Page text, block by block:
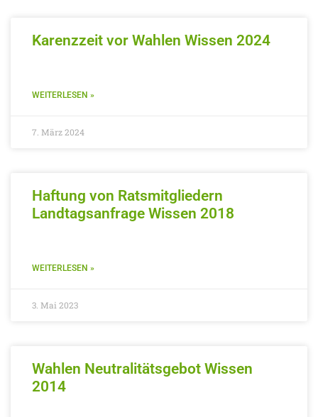
Karenzzeit vor Wahlen Wissen 2024
WEITERLESEN »
7. März 2024
Haftung von Ratsmitgliedern
Landtagsanfrage Wissen 2018
WEITERLESEN »
3. Mai 2023
Wahlen Neutralitätsgebot Wissen
2014